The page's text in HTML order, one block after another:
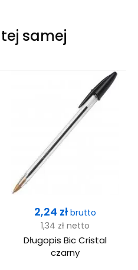
samej
Cena
2,24 złbrutto
1,34 zł netto
Długopis Bic Cristal
czarny